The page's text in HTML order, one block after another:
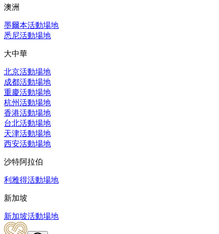
澳洲
墨爾本活動場地
悉尼活動場地
大中華
北京活動場地
成都活動場地
重慶活動場地
杭州活動場地
香港活動場地
台北活動場地
天津活動場地
西安活動場地
沙特阿拉伯
利雅得活動場地
新加坡
新加坡活動場地